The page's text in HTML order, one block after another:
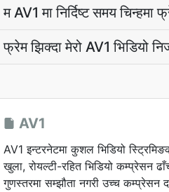
म AV1 मा निर्दिष्ट समय
फ्रेम झिक्दा मेरो AV1 भिडियो
AV1
AV1 इन्टरनेटमा कुशल भिडियो
खुला, रोयल्टी-रहित भिडियो कम्प्रेसन
गुणस्तरमा सम्झौता नगरी उच्च कम्प्रेसन